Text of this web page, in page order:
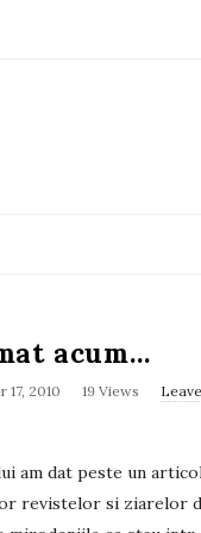
acum…
17, 2010 19 Views
am dat peste un
revistelor si ziarelor